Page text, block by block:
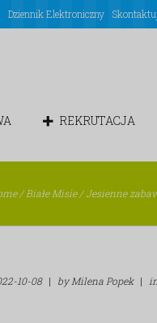
Dziennik Elektroniczny
REKRUTACJA
/Białe Misie/Jesienne
10-08 | byMilena Popek |